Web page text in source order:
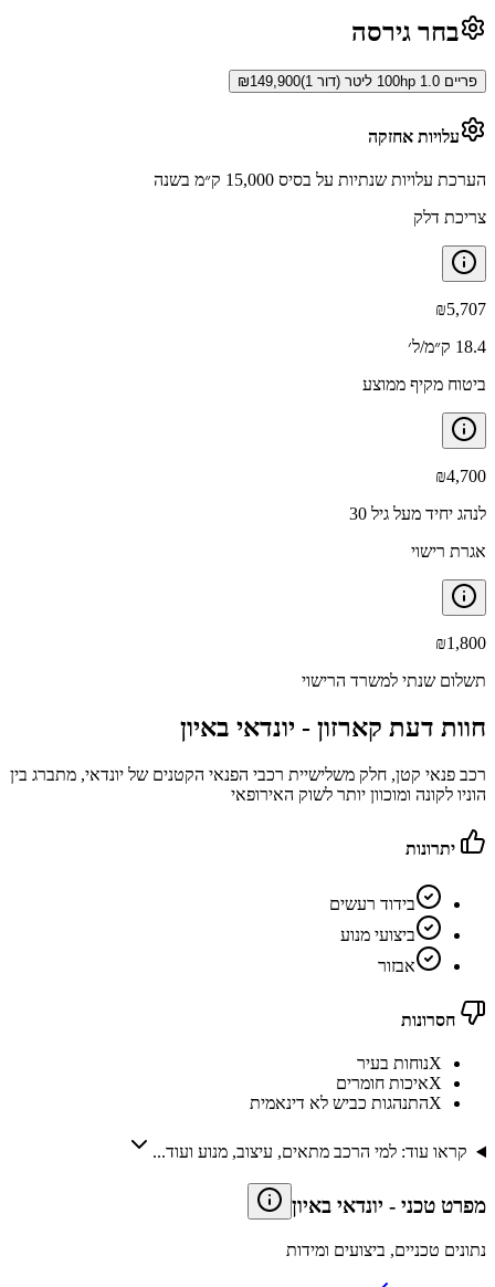
בחר גירסה
פריים 100hp 1.0 ליטר (דור 1) ₪149,900
עלויות אחזקה
הערכת עלויות שנתיות על בסיס 15,000 ק״מ בשנה
צריכת דלק
₪5,707
18.4 ק״מ/ל׳
ביטוח מקיף ממוצע
₪4,700
לנהג יחיד מעל גיל 30
אגרת רישוי
₪1,800
תשלום שנתי למשרד הרישוי
חוות דעת קארזון - יונדאי באיון
רכב פנאי קטן, חלק משלישיית רכבי הפנאי הקטנים של יונדאי, מתברג בין
הוניו לקונה ומוכוון יותר לשוק האירופאי
יתרונות
בידוד רעשים
ביצועי מנוע
אבזור
חסרונות
Xנוחות בעיר
Xאיכות חומרים
Xהתנהגות כביש לא דינאמית
קראו עוד: למי הרכב מתאים, עיצוב, מנוע ועוד...
מפרט טכני - יונדאי באיון
נתונים טכניים, ביצועים ומידות